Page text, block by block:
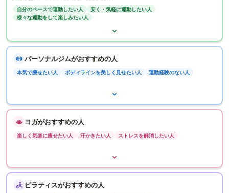
自分のペースで運動したい人
安く・気軽に運動したい人
様々な運動をして楽しみたい人
パーソナルジムがおすすめの人
本気で痩せたい人 ボディラインを美しく見せたい人 運動経験のない人
ヨガがおすすめの人
楽しく気楽に痩せたい人 汗かきたい人 ストレスを解消したい人
ピラティスがおすすめの人